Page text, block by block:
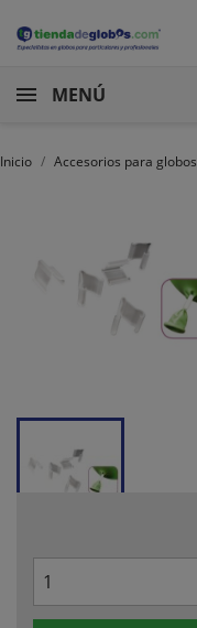
MENÚ
Inicio Accesorios para globos